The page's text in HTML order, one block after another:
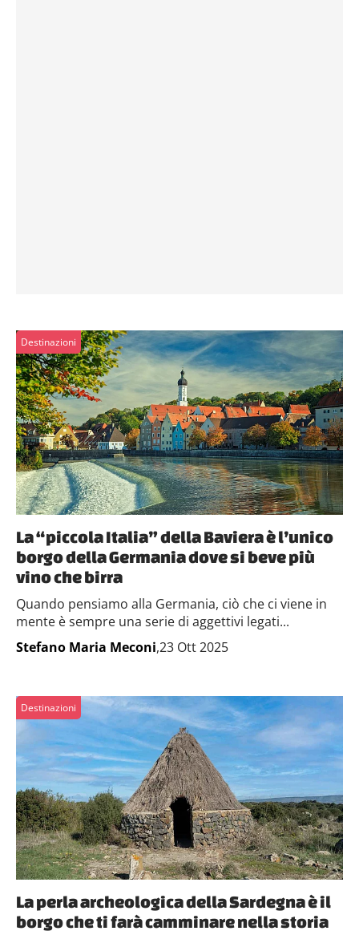
Destinazioni
La “piccola Italia” della Baviera è l’unico
borgo della Germania dove si beve più
vino che birra
Quando pensiamo alla Germania, ciò che ci viene in
mente è sempre una serie di aggettivi legati...
Stefano Maria Meconi,23 Ott 2025
Destinazioni
La perla archeologica della Sardegna è il
borgo che ti farà camminare nella storia